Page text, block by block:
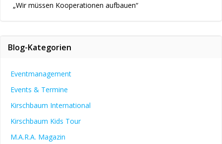
„Wir müssen Kooperationen aufbauen“
Blog-Kategorien
Eventmanagement
Events & Termine
Kirschbaum International
Kirschbaum Kids Tour
M.A.R.A. Magazin